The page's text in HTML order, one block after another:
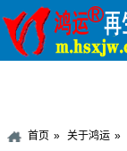
首页 关于鸿运